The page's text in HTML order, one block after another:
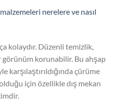
nerelere ve nasıl
kolaydır. Düzenli temizlik,
korunabilir. Bu ahşap
karşılaştırıldığında çürüme
için özellikle dış mekan